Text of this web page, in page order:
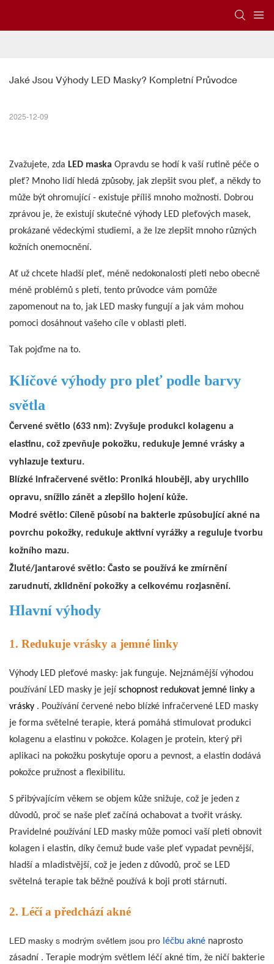
Jaké Jsou Výhody LED Masky? Kompletní Průvodce
2025-12-09
Zvažujete, zda LED maska Opravdu se hodí k vaší rutině péče o
pleť? Mnoho lidí hledá způsoby, jak zlepšit svou pleť, a někdy to
může být ohromující - existuje příliš mnoho možností. Dobrou
zprávou je, že existují skutečné výhody LED pleťových masek,
prokázané vědeckými studiemi, a že lze zlepšit mnoho různých
kožních onemocnění.
Ať už chcete hladší pleť, méně nedokonalostí pleti nebo obecně
méně problémů s pletí, tento průvodce vám pomůže
zapomenout na to, jak LED masky fungují a jak vám mohou
pomoci dosáhnout vašeho cíle v oblasti pleti.
Tak pojďme na to.
Klíčové výhody pro pleť podle barvy
světla
Červené světlo (633 nm): Zvyšuje produkci kolagenu a
elastinu, což zpevňuje pokožku, redukuje jemné vrásky a
vyhlazuje texturu.
Blízké infračervené světlo: Proniká hlouběji, aby urychlilo
opravu, snížilo zánět a zlepšilo hojení kůže.
Modré světlo: Cíleně působí na bakterie způsobující akné na
povrchu pokožky, redukuje aktivní vyrážky a reguluje tvorbu
kožního mazu.
Žluté/jantarové světlo: Často se používá ke zmírnění
zarudnutí, zklidnění pokožky a celkovému rozjasnění.
Hlavní výhody
1. Redukuje vrásky a jemné linky
Výhody LED pleťové masky: jak funguje. Nejznámější výhodou
používání LED masky je její schopnost redukovat jemné linky a
vrásky . Používání červené nebo blízké infračervené LED masky
je forma světelné terapie, která pomáhá stimulovat produkci
kolagenu a elastinu v pokožce. Kolagen je protein, který při
aplikaci na pokožku poskytuje oporu a pevnost, a elastin dodává
pokožce pružnost a flexibilitu.
S přibývajícím věkem se objem kůže snižuje, což je jeden z
důvodů, proč se naše pleť začíná ochabovat a tvořit vrásky.
Pravidelné používání LED masky může pomoci vaší pleti obnovit
kolagen i elastin, díky čemuž bude vaše pleť vypadat pevnější,
hladší a mladistvější, což je jeden z důvodů, proč se LED
světelná terapie tak běžně používá k boji proti stárnutí.
2. Léčí a předchází akné
LED masky s modrým světlem jsou pro léčbu akné naprosto
zásadní . Terapie modrým světlem léčí akné tím, že ničí bakterie